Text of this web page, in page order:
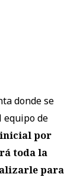
donde se
de
por
toda la
para